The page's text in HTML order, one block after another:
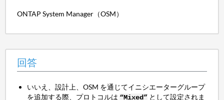
ONTAP System Manager（OSM）
回答
いいえ、設計上、OSM を通じてイニシエーターグループ
を追加する際、プロトコルは “Mixed” として設定されま